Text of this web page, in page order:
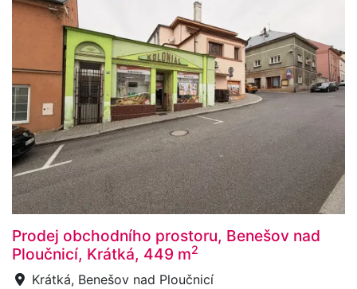
Prodej obchodního prostoru, Benešov nad
Ploučnicí, Krátká, 449 m2
Krátká, Benešov nad Ploučnicí